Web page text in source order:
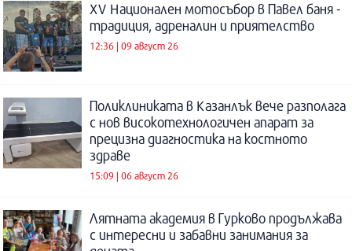
XV Национален мотосъбор в Павел баня -
традиция, адреналин и приятелство
12:36 | 09 август 26
Поликлиниката в Казанлък вече разполага
с нов високотехнологичен апарат за
прецизна диагностика на костното
здраве
15:09 | 06 август 26
Лятната академия в Гурково продължава
с интересни и забавни занимания за